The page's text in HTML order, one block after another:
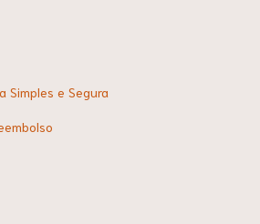
Simples e Segura